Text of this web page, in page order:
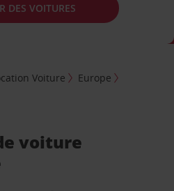
DES VOITURES
Voiture
Europe
voiture